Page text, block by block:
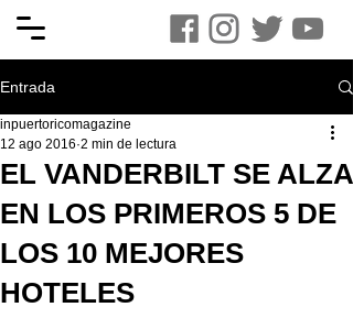
Entrada
EL VANDERBILT SE ALZA
EN LOS PRIMEROS 5 DE
LOS 10 MEJORES
HOTELES
inpuertoricomagazine
12 ago 2016 2 min de lectura